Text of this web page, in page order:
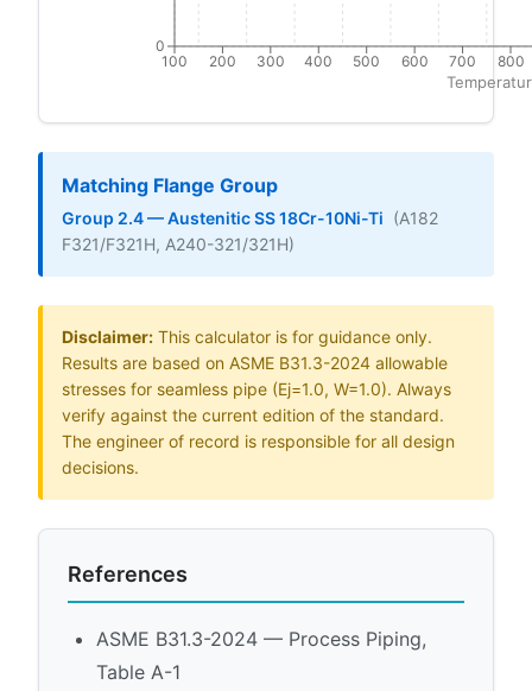
100 200 300 400 500 600 700 800
0
Matching Flange Group
Group 2.4 — Austenitic SS 18Cr-10Ni-Ti (A182
F321/F321H, A240-321/321H)
Disclaimer: This calculator is for guidance only.
Results are based on ASME B31.3-2024 allowable
stresses for seamless pipe (Ej=1.0, W=1.0). Always
verify against the current edition of the standard.
The engineer of record is responsible for all design
decisions.
References
ASME B31.3-2024 — Process Piping,
Table A-1